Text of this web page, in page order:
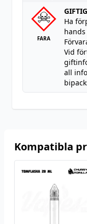
FARA
Ha
Vid
all
Kompatibla